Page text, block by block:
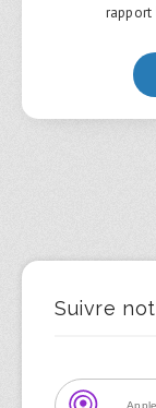
rapport
Suivre